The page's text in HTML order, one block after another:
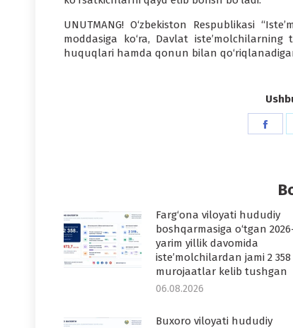
UNUTMANG! O‘zbekiston Respublikasi
moddasiga ko‘ra, Davlat
huquqlari hamda qonun bilan
Farg‘ona viloyati hududiy
boshqarmasiga o‘tgan
yarim yillik davomida
iste’molchilardan jami 2
murojaatlar kelib tushgan
06.08.2026
Buxoro viloyati hududiy